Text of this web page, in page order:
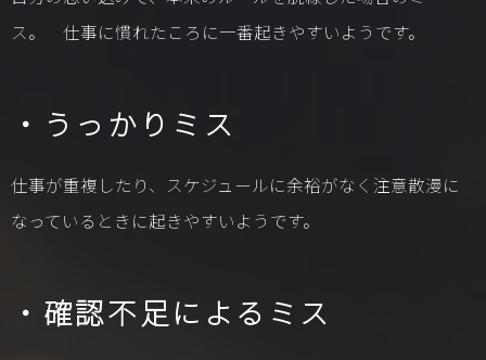
ス。 仕事に慣れたころに一番起きやすいようです。
・うっかりミス
仕事が重複したり、スケジュールに余裕がなく注意散漫に
なっているときに起きやすいようです。
・確認不足によるミス